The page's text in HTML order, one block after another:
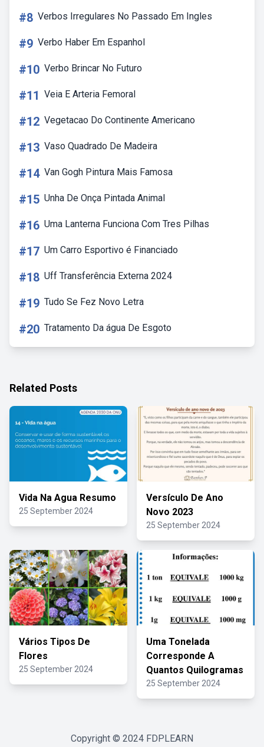
#8 Verbos Irregulares No Passado Em Ingles
#9 Verbo Haber Em Espanhol
#10 Verbo Brincar No Futuro
#11 Veia E Arteria Femoral
#12 Vegetacao Do Continente Americano
#13 Vaso Quadrado De Madeira
#14 Van Gogh Pintura Mais Famosa
#15 Unha De Onça Pintada Animal
#16 Uma Lanterna Funciona Com Tres Pilhas
#17 Um Carro Esportivo é Financiado
#18 Uff Transferência Externa 2024
#19 Tudo Se Fez Novo Letra
#20 Tratamento Da água De Esgoto
Related Posts
Vida Na Agua Resumo
25 September 2024
Versículo De Ano
Novo 2023
25 September 2024
Vários Tipos De
Flores
25 September 2024
Uma Tonelada
Corresponde A
Quantos Quilogramas
25 September 2024
Copyright © 2024 FDPLEARN